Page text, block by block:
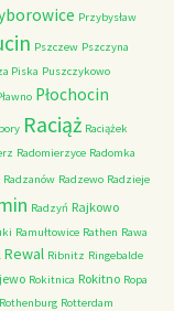
Przybysław
Pszczew Pszczyna
Piska Puszczykowo
Płochocin
Raciąż Raciążek
Radomierzyce Radomka
Radzanów Radzewo Radzieje
Radzyń Rajkowo
Ramułtowice Rathen Rawa
Rewal Ribnitz Ringebalde
Rokitnica Rokitno Ropa
Rothenburg Rotterdam